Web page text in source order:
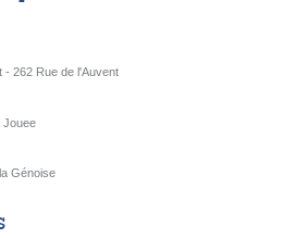
- 262 Rue de l'Auvent
Jouee
Génoise